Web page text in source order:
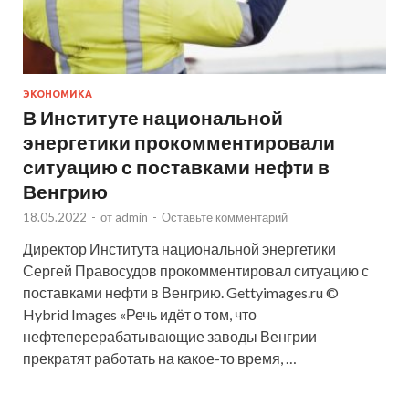
ЭКОНОМИКА
В Институте национальной
энергетики прокомментировали
ситуацию с поставками нефти в
Венгрию
18.05.2022 - от admin - Оставьте комментарий
Директор Института национальной энергетики
Сергей Правосудов прокомментировал ситуацию с
поставками нефти в Венгрию. Gettyimages.ru ©
Hybrid Images «Речь идёт о том, что
нефтеперерабатывающие заводы Венгрии
прекратят работать на какое-то время, …